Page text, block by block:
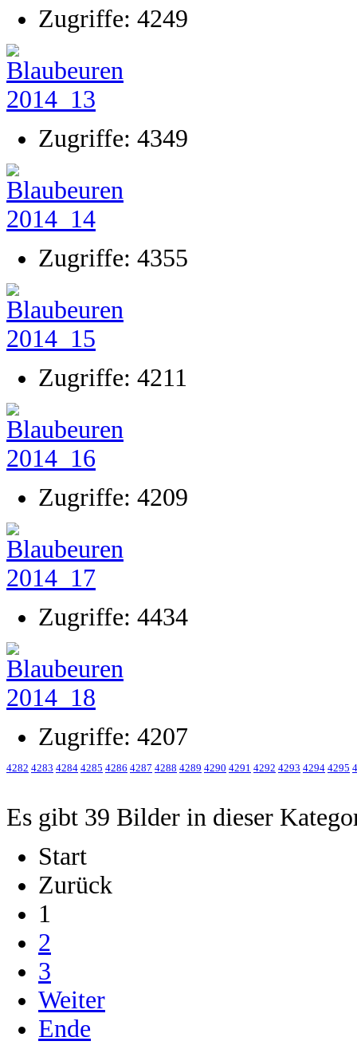
Zugriffe: 4249
Zugriffe: 4349
Zugriffe: 4355
Zugriffe: 4211
Zugriffe: 4209
Zugriffe: 4434
Zugriffe: 4207
4282 4283 4284 4285 4286 4287 4288 4289 4290 4291 4292 4293 4294 4295
Es gibt 39 Bilder in dieser
Start
Zurück
1
2
3
Weiter
Ende